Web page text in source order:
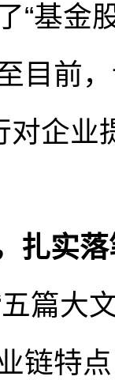
“基金
目前
对企业
扎实
大文
链特